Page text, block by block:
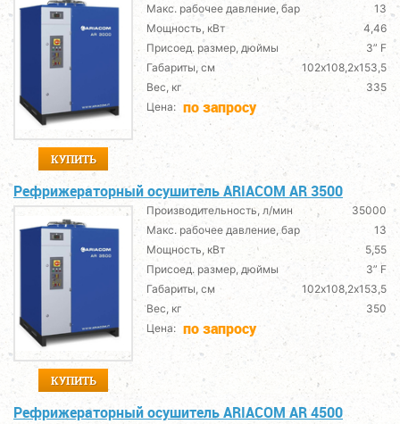
КУПИТЬ
Макс. рабочее давление, бар
13
Мощность, кВт
4,46
Присоед. размер, дюймы
3” F
Габариты, см
102х108,2х153,5
Вес, кг
335
Цена: по запросу
Рефрижераторный осушитель ARIACOM AR 3500
КУПИТЬ
Производительность, л/мин
35000
Макс. рабочее давление, бар
13
Мощность, кВт
5,55
Присоед. размер, дюймы
3” F
Габариты, см
102х108,2х153,5
Вес, кг
350
Цена: по запросу
Рефрижераторный осушитель ARIACOM AR 4500